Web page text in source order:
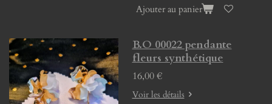
Ajouter au panier
B.O 00022 pendante
fleurs synthétique
16,00 €
Voir les détails